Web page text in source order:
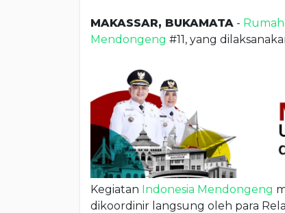
MAKASSAR, BUKAMATA -
Mendongeng #11, yang
Kegiatan Indonesia Mendongeng
dikoordinir langsung oleh para